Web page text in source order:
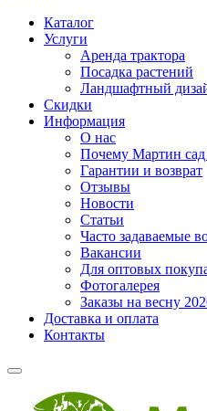
Каталог
Услуги
Аренда трактора
Посадка растений
Ландшафтный
Скидки
Информация
О нас
Почему Мартин сад
Гарантии и возврат
Отзывы
Новости
Статьи
Часто задаваемые
Вакансии
Для оптовых
Фотогалерея
Заказы на весну
Доставка и оплата
Контакты